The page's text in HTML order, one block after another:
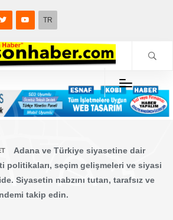
TR
Adana ve Türkiye siyasetine dair
politikaları, seçim gelişmeleri ve siyasi
Siyasetin nabzını tutan, tarafsız ve
takip edin.